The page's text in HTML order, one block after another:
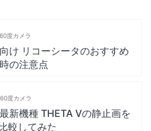
度カメラ
け リコーシータのおすすめ
の注意点
度カメラ
新機種 THETA Vの静止画を
較してみた